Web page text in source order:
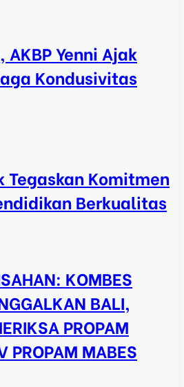
Yenni Ajak
Kondusivitas
Tegaskan Komitmen
Berkualitas
KOMBES
BALI,
PROPAM
PROPAM MABES